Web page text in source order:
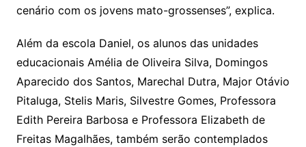
cenário com os jovens mato-grossenses”, explica.
Além da escola Daniel, os alunos das unidades
educacionais Amélia de Oliveira Silva, Domingos
Aparecido dos Santos, Marechal Dutra, Major Otávio
Pitaluga, Stelis Maris, Silvestre Gomes, Professora
Edith Pereira Barbosa e Professora Elizabeth de
Freitas Magalhães, também serão contemplados